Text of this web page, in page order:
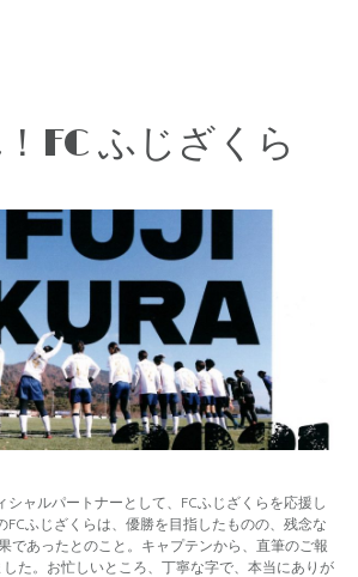
FC ふじざくら
ャルパートナーとして、FCふじざくらを応援し
FCふじざくらは、優勝を目指したものの、残念な
であったとのこと。キャプテンから、直筆のご報
た。お忙しいところ、丁寧な字で、本当にありが